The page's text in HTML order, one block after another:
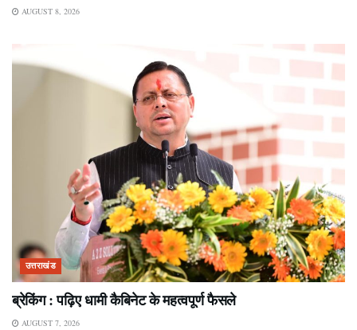
AUGUST 8, 2026
उत्तराखंड
ब्रेकिंग : पढ़िए धामी कैबिनेट के महत्वपूर्ण फैसले
AUGUST 7, 2026